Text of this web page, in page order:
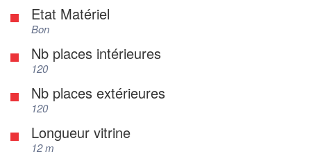
Etat Matériel
Bon
Nb places intérieures
120
Nb places extérieures
120
Longueur vitrine
12 m